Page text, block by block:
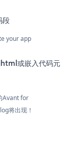
段
your app
或嵌入代码元
Avant for
将出现！